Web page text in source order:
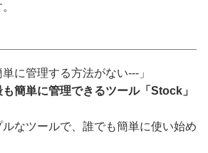
に管理する方法がない---」
簡単に管理できるツール「Stock」
なツールで、誰でも簡単に使い始め